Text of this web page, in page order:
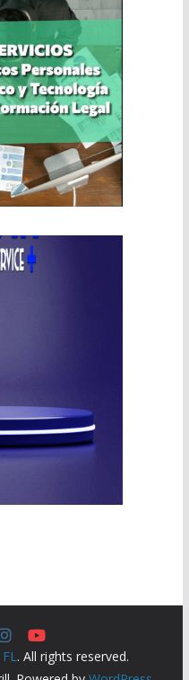
. All rights reserved.